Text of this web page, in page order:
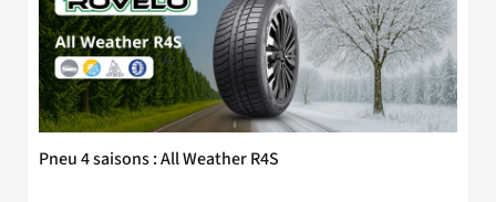
Pneu 4 saisons : All Weather R4S